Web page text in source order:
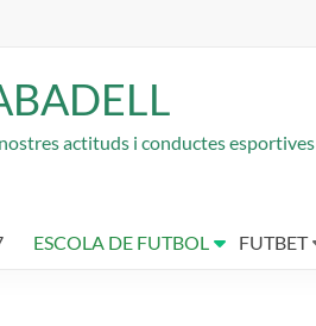
actituds i conductes esportives
ESCOLA DE FUTBOL FUTBET